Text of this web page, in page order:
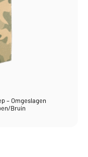
– Omgeslagen
Bruin